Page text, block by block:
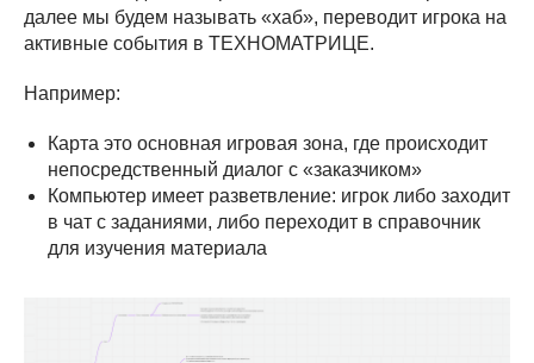
далее мы будем называть «хаб», переводит игрока на
активные события в ТЕХНОМАТРИЦЕ.
Например:
Карта это основная игровая зона, где происходит
непосредственный диалог с «заказчиком»
Компьютер имеет разветвление: игрок либо заходит
в чат с заданиями, либо переходит в справочник
для изучения материала